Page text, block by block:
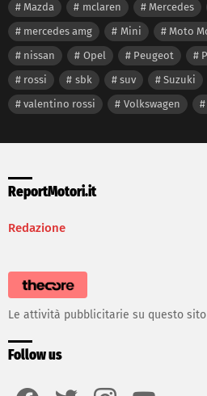
Mazda
mclaren Mercedes
mercedes amg
Mini Moto
nissan
Opel Peugeot
rossi
sbk suv Suzuki
valentino rossi
Volkswagen
ReportMotori.it
Redazione
Le attività pubblicitarie su questo
Follow us